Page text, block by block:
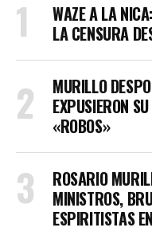
WAZE A LA
LA CENSURA
MURILLO
EXPUSIERON
«ROBOS»
ROSARIO
MINISTROS,
ESPIRITISTAS